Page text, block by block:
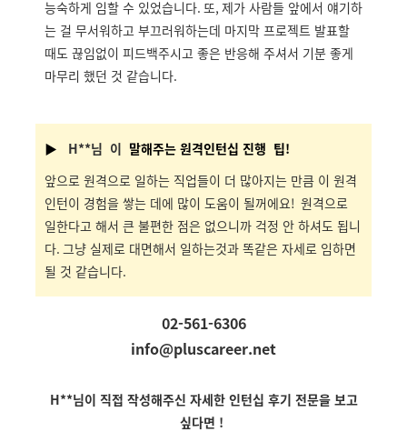
능숙하게 임할 수 있었습니다. 또, 제가 사람들 앞에서 얘기하
는 걸 무서워하고 부끄러워하는데 마지막 프로젝트 발표할
때도 끊임없이 피드백주시고 좋은 반응해 주셔서 기분 좋게
마무리 했던 것 같습니다.
▶ H**님 이 말해주는 원격인턴십 진행 팁!
앞으로 원격으로 일하는 직업들이 더 많아지는 만큼 이 원격
인턴이 경험을 쌓는 데에 많이 도움이 될꺼에요! 원격으로
일한다고 해서 큰 불편한 점은 없으니까 걱정 안 하셔도 됩니
다. 그냥 실제로 대면해서 일하는것과 똑같은 자세로 임하면
될 것 같습니다.
02-561-6306
info@pluscareer.net
H**님이 직접 작성해주신 자세한 인턴십 후기 전문을 보고
싶다면 !